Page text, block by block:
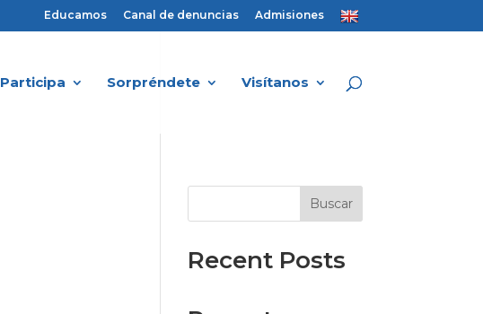
Educamos Canal de denuncias Admisiones
Participa Sorpréndete Visítanos
Buscar
Recent Posts